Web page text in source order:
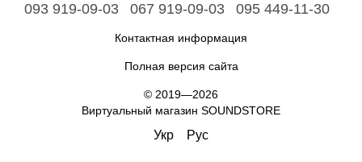
093 919-09-03 067 919-09-03 095 449-11-30
Контактная информация
Полная версия сайта
© 2019—2026
Виртуальный магазин SOUNDSTORE
Укр Рус